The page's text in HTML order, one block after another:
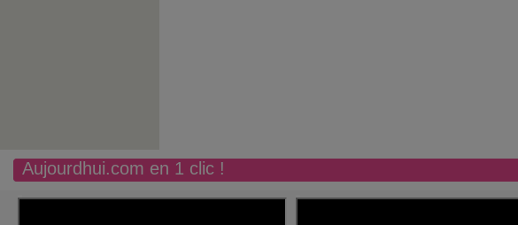
Aujourdhui.com en 1 clic !